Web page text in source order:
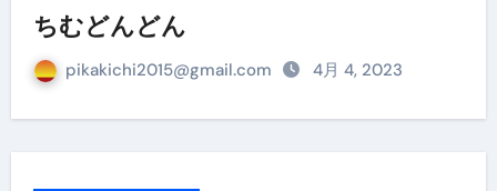
ちむどんどん
pikakichi2015@gmail.com 4月 4, 2023